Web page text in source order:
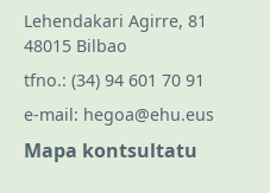
Lehendakari Agirre, 81
48015 Bilbao
tfno.: (34) 94 601 70 91
e-mail: hegoa@ehu.eus
Mapa kontsultatu